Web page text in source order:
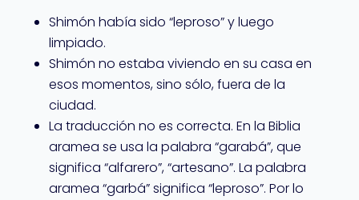
Shimón había sido “leproso” y luego
limpiado.
Shimón no estaba viviendo en su casa en
esos momentos, sino sólo, fuera de la
ciudad.
La traducción no es correcta. En la Biblia
aramea se usa la palabra “garabá”, que
significa “alfarero”, “artesano”. La palabra
aramea “garbá” significa “leproso”. Por lo